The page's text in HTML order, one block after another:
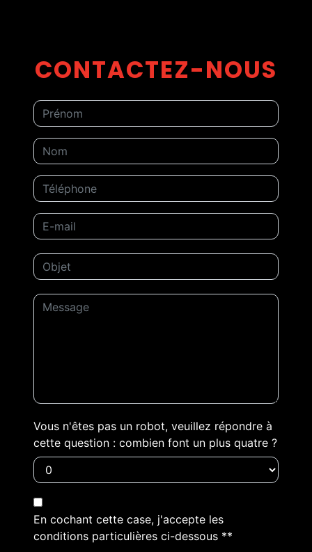
CONTACTEZ-NOUS
Vous n'êtes pas un robot, veuillez répondre à
cette question : combien font un plus quatre ?
En cochant cette case, j'accepte les
conditions particulières ci-dessous **